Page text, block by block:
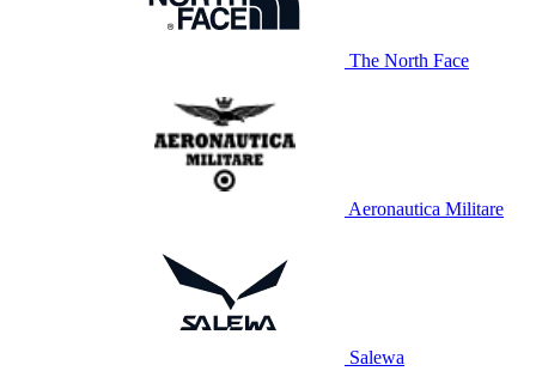
The North Face
Aeronautica Militare
Salewa